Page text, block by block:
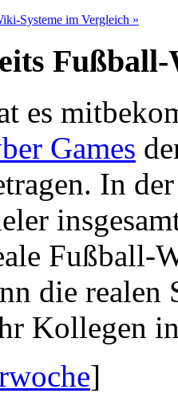
Systeme im Vergleich »
Fußball-
es
Games
In
Fußball-
die realen
Kollegen
]